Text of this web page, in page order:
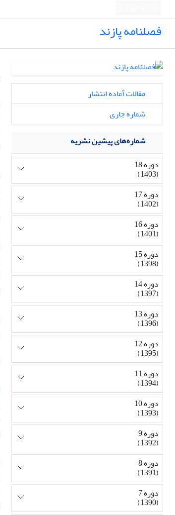
فصلنامه پازند
مقالات آماده انتشار
شماره جاری
شماره‌های پیشین نشریه
دوره 18
(1403)
دوره 17
(1402)
دوره 16
(1401)
دوره 15
(1398)
دوره 14
(1397)
دوره 13
(1396)
دوره 12
(1395)
دوره 11
(1394)
دوره 10
(1393)
دوره 9
(1392)
دوره 8
(1391)
دوره 7
(1390)